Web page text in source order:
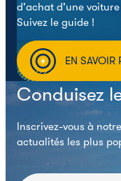
d'achat d'une
Suivez le guide !
EN SAVOIR
Conduisez
Inscrivez-vous à
actualités les plus